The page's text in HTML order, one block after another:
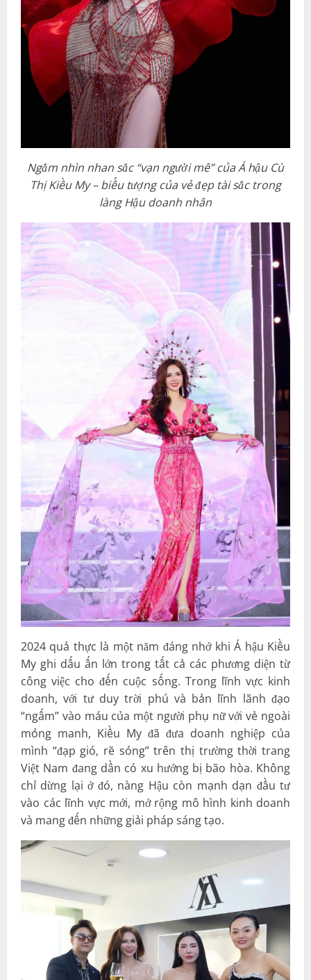
Ngắm nhìn nhan sắc “vạn người mê” của Á hậu Cù
Thị Kiều My – biểu tượng của vẻ đẹp tài sắc trong
làng Hậu doanh nhân
2024 quả thực là một năm đáng nhớ khi Á hậu Kiều
My ghi dấu ấn lớn trong tất cả các phương diện từ
công việc cho đến cuộc sống. Trong lĩnh vực kinh
doanh, với tư duy trời phú và bản lĩnh lãnh đạo
“ngấm” vào máu của một người phụ nữ với vẻ ngoài
mỏng manh, Kiều My đã đưa doanh nghiệp của
mình “đạp gió, rẽ sóng” trên thị trường thời trang
Việt Nam đang dần có xu hướng bị bão hòa. Không
chỉ dừng lại ở đó, nàng Hậu còn mạnh dạn đầu tư
vào các lĩnh vực mới, mở rộng mô hình kinh doanh
và mang đến những giải pháp sáng tạo.